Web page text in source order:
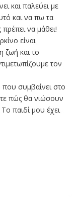
και παλεύει με
και να πω τα
να μάθει!
είναι
ζωή και το
τον
που συμβαίνει στο
πώς θα νιώσουν
παιδί μου έχει